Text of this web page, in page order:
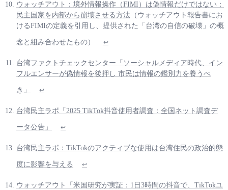
ウォッチアウト：境外情報操作（FIMI）は偽情報だけではない：
民主国家を内部から崩壊させる方法 （ウォッチアウト報告書にお
けるFIMIの定義を引用し、提供された「台湾の自信の破壊」の概
念と組み合わせたもの） ↩
台湾ファクトチェックセンター「ソーシャルメディア時代、イン
フルエンサーが偽情報を後押し 市民は情報の鑑別力を養うべ
き」 ↩
台湾民主ラボ「2025 TikTok抖音使用者調査：全国ネット調査デ
ータ公告」 ↩
台湾民主ラボ：TikTokのアクティブな使用は台湾住民の政治的態
度に影響を与える ↩
ウォッチアウト「米国研究が実証：1日3時間の抖音で、TikTokユ